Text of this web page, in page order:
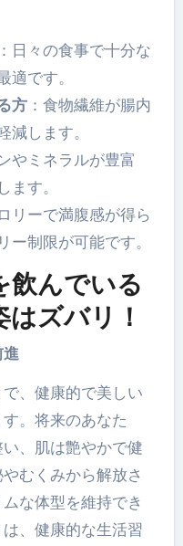
日々の食事で十分な
です。
方：食物繊維が腸内
します。
やミネラルが豊富
す。
リーで満腹感が得ら
制限が可能です。
飲んでいる
ズバリ！
、健康的で美しい
。将来のあなた
、肌は艶やかで健
むくみから解放さ
な体型を維持でき
、健康的な生活習